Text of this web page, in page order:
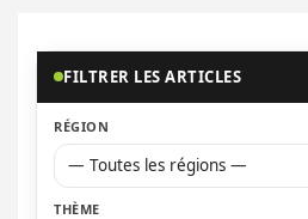
FILTRER LES ARTICLES
RÉGION
— Toutes les régions —
THÈME